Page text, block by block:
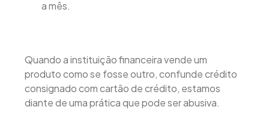
a mês.
Quando a instituição financeira vende um
produto como se fosse outro, confunde crédito
consignado com cartão de crédito, estamos
diante de uma prática que pode ser abusiva.